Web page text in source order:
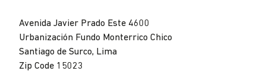
Avenida Javier Prado Este 4600
Urbanización Fundo Monterrico Chico
Santiago de Surco, Lima
Zip Code 15023